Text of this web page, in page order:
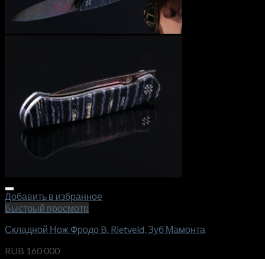
Добавить в избранное
Быстрый просмотр
Складной Нож Фродо B. Rietveld, Зуб Мамонта
RUB 160 000